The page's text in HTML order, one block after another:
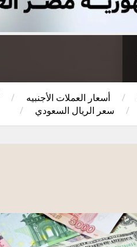
/ أسعار العملات الأجنبيه /
/ سعر الريال السعودي /